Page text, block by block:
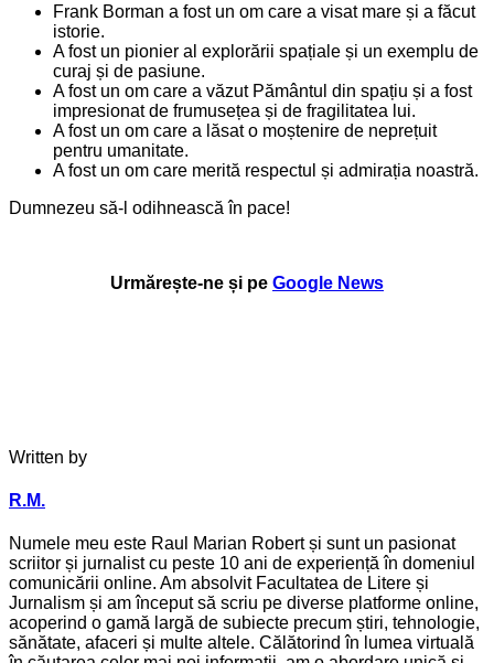
Frank Borman a fost un om care a visat mare și a făcut
istorie.
A fost un pionier al explorării spațiale și un exemplu de
curaj și de pasiune.
A fost un om care a văzut Pământul din spațiu și a fost
impresionat de frumusețea și de fragilitatea lui.
A fost un om care a lăsat o moștenire de neprețuit
pentru umanitate.
A fost un om care merită respectul și admirația noastră.
Dumnezeu să-l odihnească în pace!
Urmărește-ne și pe Google News
Written by
R.M.
Numele meu este Raul Marian Robert și sunt un pasionat
scriitor și jurnalist cu peste 10 ani de experiență în domeniul
comunicării online. Am absolvit Facultatea de Litere și
Jurnalism și am început să scriu pe diverse platforme online,
acoperind o gamă largă de subiecte precum știri, tehnologie,
sănătate, afaceri și multe altele. Călătorind în lumea virtuală